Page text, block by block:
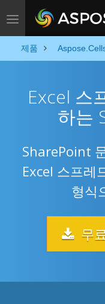
Toggle navigation
제품
Excel 스
하는
SharePoint
Excel 스프레
형식
무